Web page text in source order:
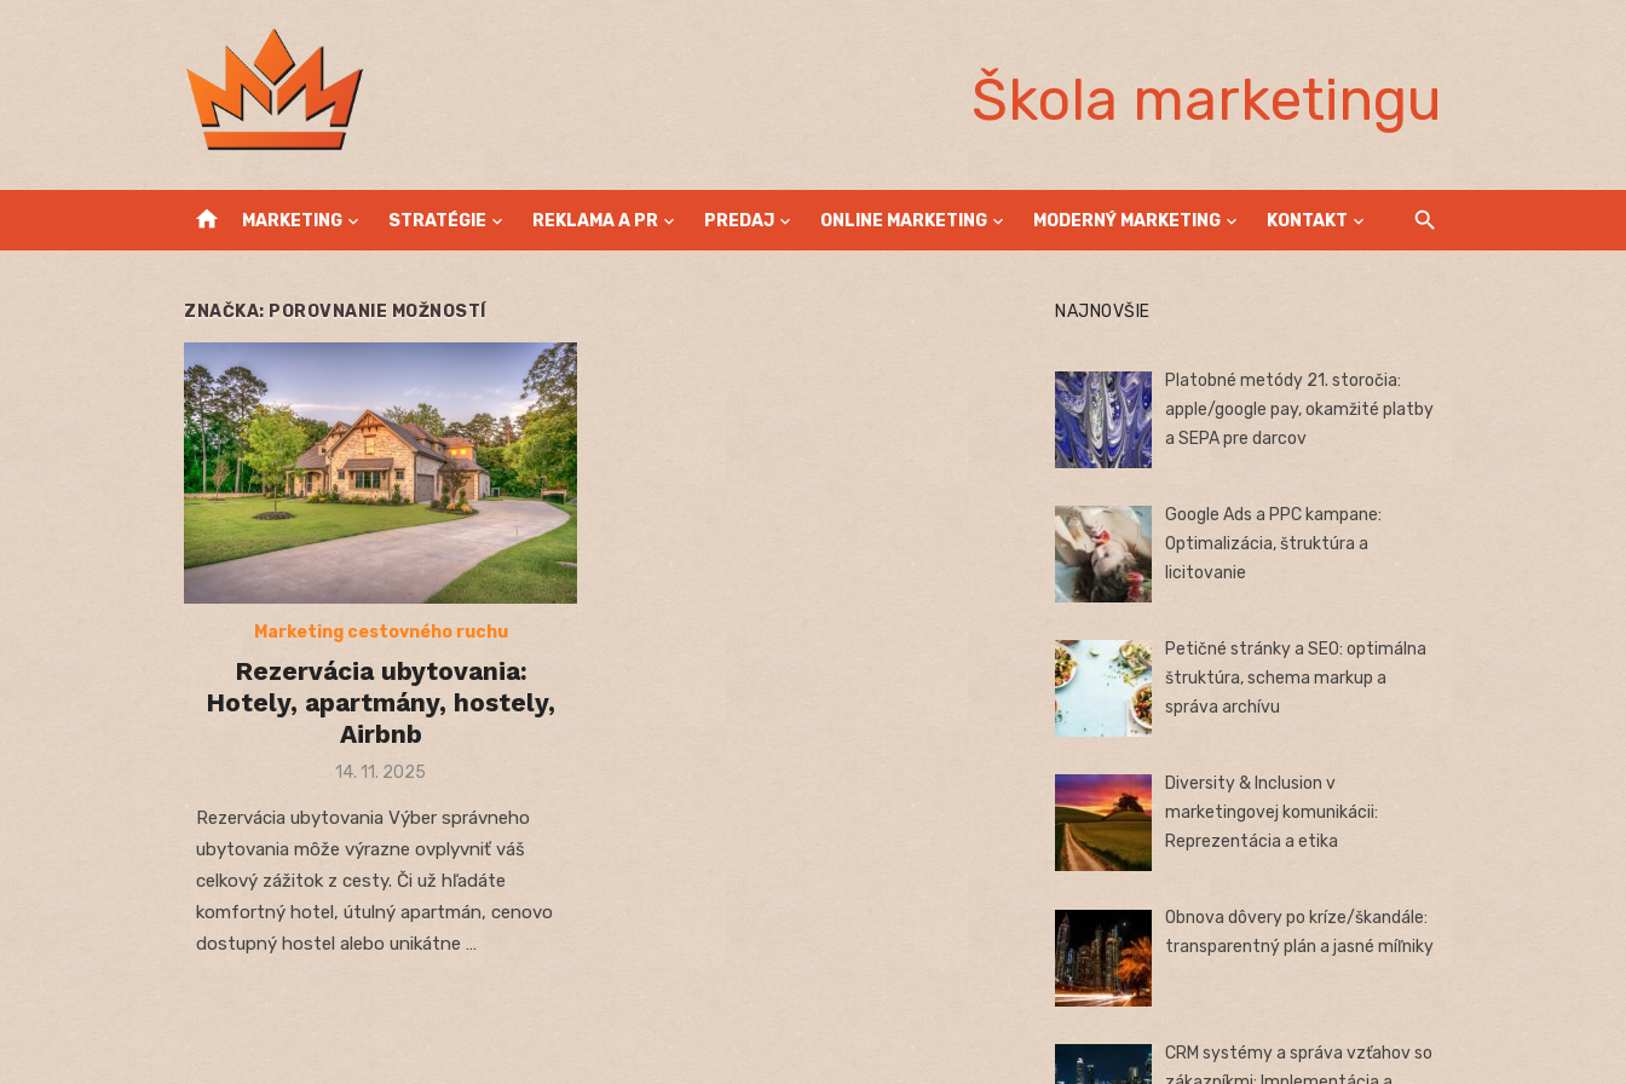
Škola marketingu
home MARKETING STRATÉGIE REKLAMA A PR PREDAJ ONLINE MARKETING MODERNÝ MARKETING KONTAKT
ZNAČKA: POROVNANIE MOŽNOSTÍ
Marketing cestovného ruchu
Rezervácia ubytovania:
Hotely, apartmány, hostely,
Airbnb
Posted
14. 11. 2025
Rezervácia ubytovania Výber správneho
ubytovania môže výrazne ovplyvniť váš
celkový zážitok z cesty. Či už hľadáte
komfortný hotel, útulný apartmán, cenovo
dostupný hostel alebo unikátne …
NAJNOVŠIE
Platobné metódy 21. storočia:
apple/google pay, okamžité platby
a SEPA pre darcov
Google Ads a PPC kampane:
Optimalizácia, štruktúra a
licitovanie
Petičné stránky a SEO: optimálna
štruktúra, schema markup a
správa archívu
Diversity & Inclusion v
marketingovej komunikácii:
Reprezentácia a etika
Obnova dôvery po kríze/škandále:
transparentný plán a jasné míľniky
CRM systémy a správa vzťahov so